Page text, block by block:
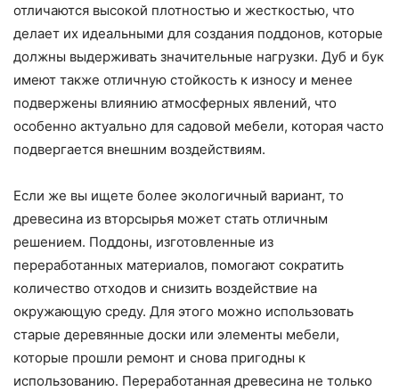
отличаются высокой плотностью и жесткостью, что
делает их идеальными для создания поддонов, которые
должны выдерживать значительные нагрузки. Дуб и бук
имеют также отличную стойкость к износу и менее
подвержены влиянию атмосферных явлений, что
особенно актуально для садовой мебели, которая часто
подвергается внешним воздействиям.
Если же вы ищете более экологичный вариант, то
древесина из вторсырья может стать отличным
решением. Поддоны, изготовленные из
переработанных материалов, помогают сократить
количество отходов и снизить воздействие на
окружающую среду. Для этого можно использовать
старые деревянные доски или элементы мебели,
которые прошли ремонт и снова пригодны к
использованию. Переработанная древесина не только